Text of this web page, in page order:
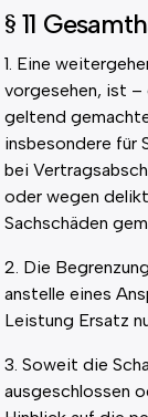
§ 11
1. Eine
vorgesehen, ist –
geltend
insbesondere für
bei
oder wegen
Sachschäden
2. Die
anstelle eines
Leistung Ersatz
3. Soweit die
ausgeschlossen